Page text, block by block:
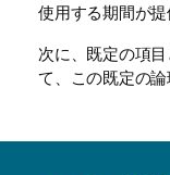
使用する期間が提
次に、既定の項
て、この既定の論